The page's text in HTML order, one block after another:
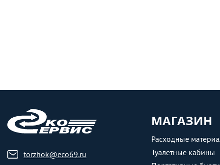
torzhok@eco69.ru
МАГАЗИН
Расходные
Туалетные кабины